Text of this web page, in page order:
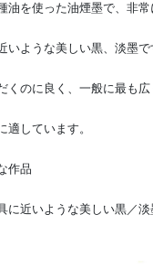
油を使った油煙墨で、非
いような美しい黒、淡墨
くのに良く、一般に最も広
適しています。
作品
に近いような美しい黒／